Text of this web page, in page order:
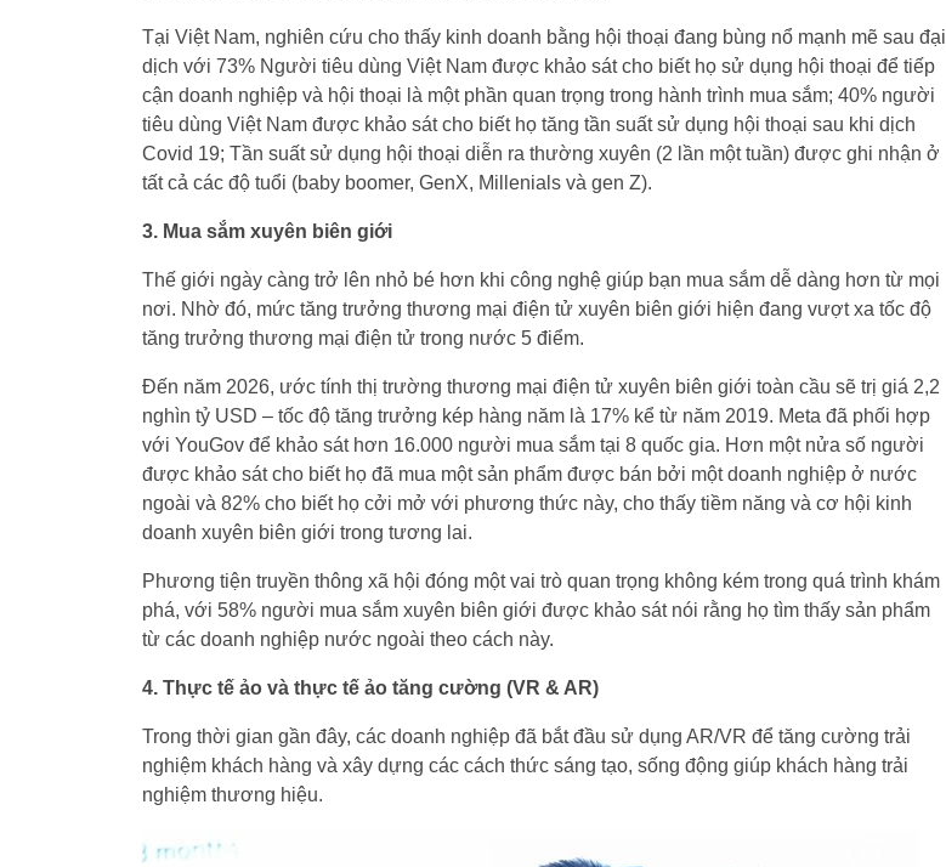
Tại Việt Nam, nghiên cứu cho thấy kinh doanh bằng hội thoại đang bùng nổ mạnh mẽ sau đại
dịch với 73% Người tiêu dùng Việt Nam được khảo sát cho biết họ sử dụng hội thoại để tiếp
cận doanh nghiệp và hội thoại là một phần quan trọng trong hành trình mua sắm; 40% người
tiêu dùng Việt Nam được khảo sát cho biết họ tăng tần suất sử dụng hội thoại sau khi dịch
Covid 19; Tần suất sử dụng hội thoại diễn ra thường xuyên (2 lần một tuần) được ghi nhận ở
tất cả các độ tuổi (baby boomer, GenX, Millenials và gen Z).
3. Mua sắm xuyên biên giới
Thế giới ngày càng trở lên nhỏ bé hơn khi công nghệ giúp bạn mua sắm dễ dàng hơn từ mọi
nơi. Nhờ đó, mức tăng trưởng thương mại điện tử xuyên biên giới hiện đang vượt xa tốc độ
tăng trưởng thương mại điện tử trong nước 5 điểm.
Đến năm 2026, ước tính thị trường thương mại điện tử xuyên biên giới toàn cầu sẽ trị giá 2,2
nghìn tỷ USD – tốc độ tăng trưởng kép hàng năm là 17% kể từ năm 2019. Meta đã phối hợp
với YouGov để khảo sát hơn 16.000 người mua sắm tại 8 quốc gia. Hơn một nửa số người
được khảo sát cho biết họ đã mua một sản phẩm được bán bởi một doanh nghiệp ở nước
ngoài và 82% cho biết họ cởi mở với phương thức này, cho thấy tiềm năng và cơ hội kinh
doanh xuyên biên giới trong tương lai.
Phương tiện truyền thông xã hội đóng một vai trò quan trọng không kém trong quá trình khám
phá, với 58% người mua sắm xuyên biên giới được khảo sát nói rằng họ tìm thấy sản phẩm
từ các doanh nghiệp nước ngoài theo cách này.
4. Thực tế ảo và thực tế ảo tăng cường (VR & AR)
Trong thời gian gần đây, các doanh nghiệp đã bắt đầu sử dụng AR/VR để tăng cường trải
nghiệm khách hàng và xây dựng các cách thức sáng tạo, sống động giúp khách hàng trải
nghiệm thương hiệu.